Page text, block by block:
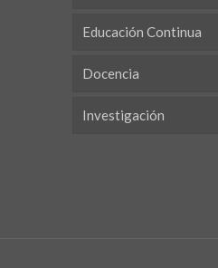
Educación Continua
Docencia
Investigación